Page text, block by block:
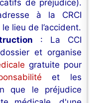
de préjudice).
à la CRCI
lieu de l’accident.
: La CCI
et organise
gratuite pour
et les
que le préjudice